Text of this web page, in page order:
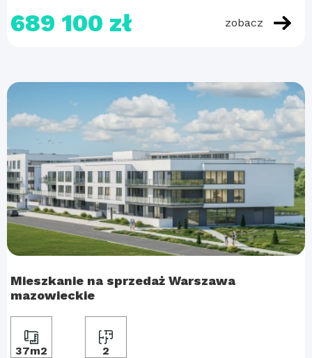
689 100 zł zobacz
Mieszkanie na sprzedaż Warszawa
mazowieckie
37m2 2